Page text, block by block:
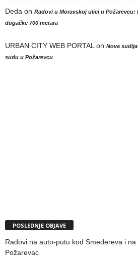
Deda on Radovi u Moravskoj ulici u Požarevcu:
dugačke 700 metara
URBAN CITY WEB PORTAL on Nova
sudu u Požarevcu
POSLEDNJE OBJAVE
Radovi na auto-putu kod Smedereva i
Požarevac